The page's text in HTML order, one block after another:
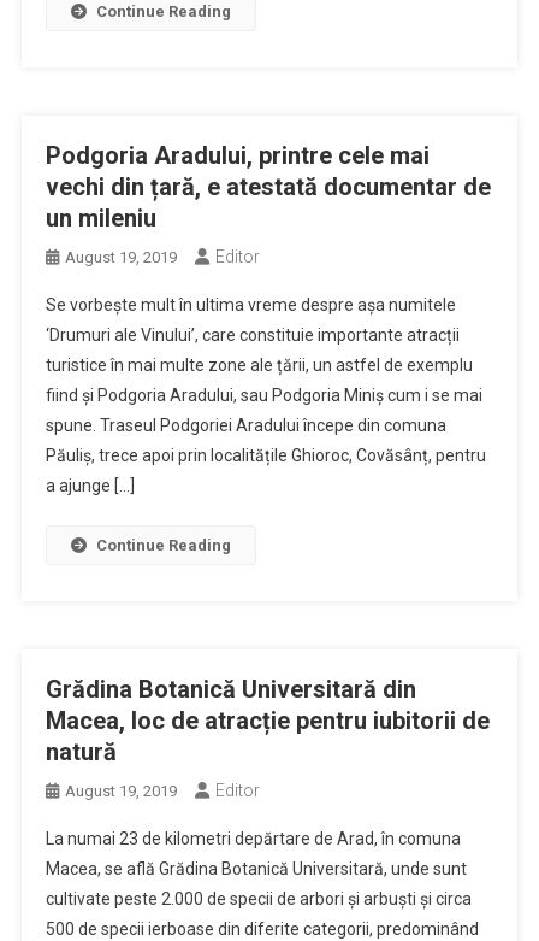
Continue Reading
Podgoria Aradului, printre cele mai
vechi din țară, e atestată documentar de
un mileniu
August 19, 2019 Editor
Se vorbește mult în ultima vreme despre așa numitele
‘Drumuri ale Vinului’, care constituie importante atracții
turistice în mai multe zone ale țării, un astfel de exemplu
fiind și Podgoria Aradului, sau Podgoria Miniș cum i se mai
spune. Traseul Podgoriei Aradului începe din comuna
Păuliș, trece apoi prin localitățile Ghioroc, Covăsânț, pentru
a ajunge […]
Continue Reading
Grădina Botanică Universitară din
Macea, loc de atracție pentru iubitorii de
natură
August 19, 2019 Editor
La numai 23 de kilometri depărtare de Arad, în comuna
Macea, se află Grădina Botanică Universitară, unde sunt
cultivate peste 2.000 de specii de arbori și arbuști și circa
500 de specii ierboase din diferite categorii, predominând